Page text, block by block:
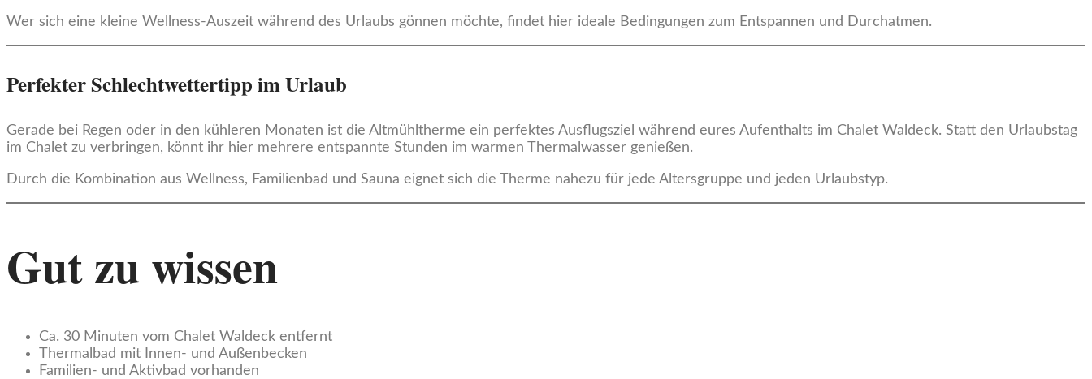
Wer sich eine kleine Wellness-Auszeit während des Urlaubs gönnen möchte, findet hier ideale Bedingungen zum Entspannen und Durchatmen.
Perfekter Schlechtwettertipp im Urlaub
Gerade bei Regen oder in den kühleren Monaten ist die Altmühltherme ein perfektes Ausflugsziel während eures Aufenthalts im Chalet Waldeck. Statt den Urlaubstag
im Chalet zu verbringen, könnt ihr hier mehrere entspannte Stunden im warmen Thermalwasser genießen.
Durch die Kombination aus Wellness, Familienbad und Sauna eignet sich die Therme nahezu für jede Altersgruppe und jeden Urlaubstyp.
Gut zu wissen
Ca. 30 Minuten vom Chalet Waldeck entfernt
Thermalbad mit Innen- und Außenbecken
Familien- und Aktivbad vorhanden